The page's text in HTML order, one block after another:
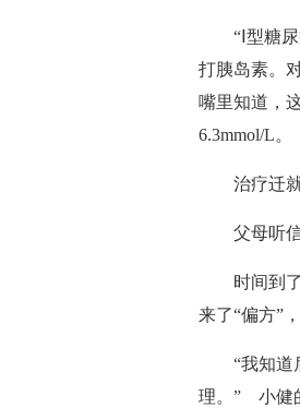
“Ⅰ型糖尿
打胰岛素。
嘴里知道，
6.3mmol/L。
治疗迁就
父母听信
时间到了
来了“偏方”
“我知道后
理。” 小健